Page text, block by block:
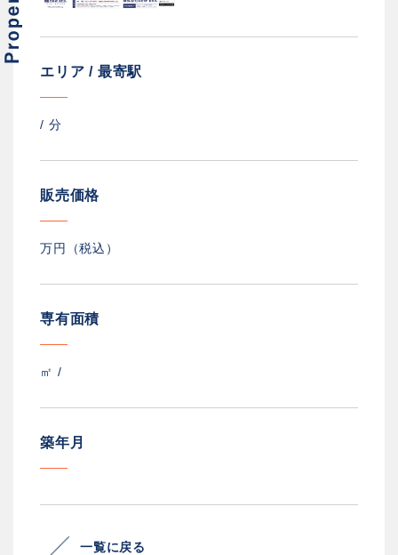
エリア / 最寄駅
/ 分
販売価格
万円（税込）
専有面積
㎡ /
築年月
一覧に戻る